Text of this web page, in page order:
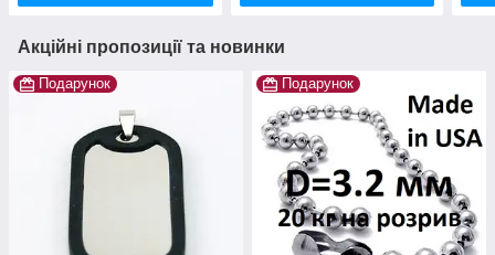
Акційні пропозиції та новинки
Подарунок Подарунок